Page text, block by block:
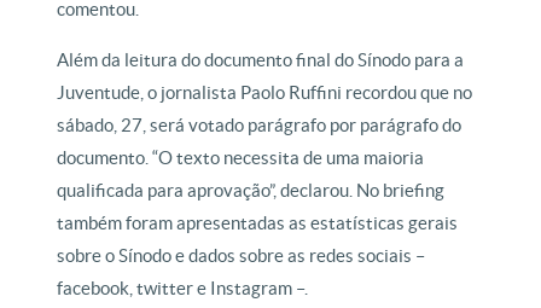
comentou.
Além da leitura do documento final do Sínodo para a
Juventude, o jornalista Paolo Ruffini recordou que no
sábado, 27, será votado parágrafo por parágrafo do
documento. “O texto necessita de uma maioria
qualificada para aprovação”, declarou. No briefing
também foram apresentadas as estatísticas gerais
sobre o Sínodo e dados sobre as redes sociais –
facebook, twitter e Instagram –.